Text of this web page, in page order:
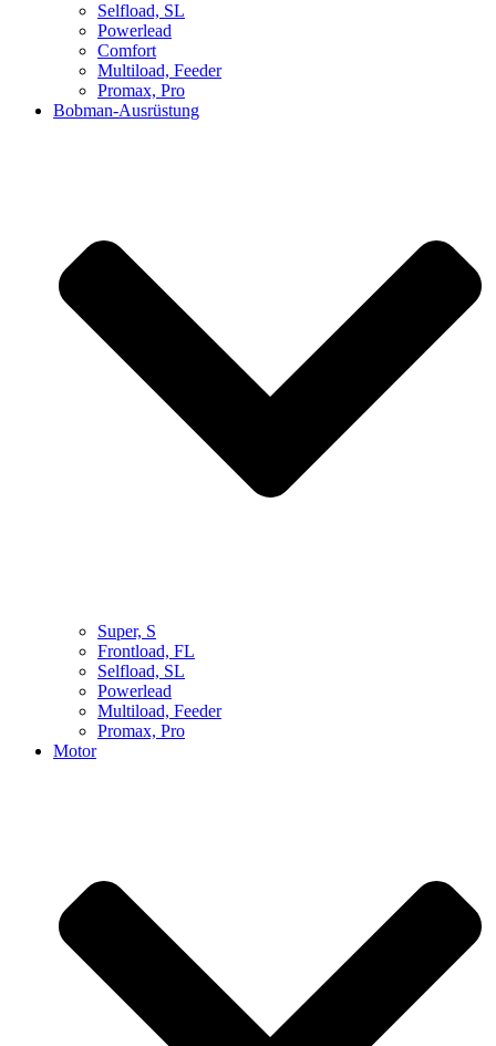
Selfload, SL
Powerlead
Comfort
Multiload, Feeder
Promax, Pro
Bobman-Ausrüstung
Super, S
Frontload, FL
Selfload, SL
Powerlead
Multiload, Feeder
Promax, Pro
Motor